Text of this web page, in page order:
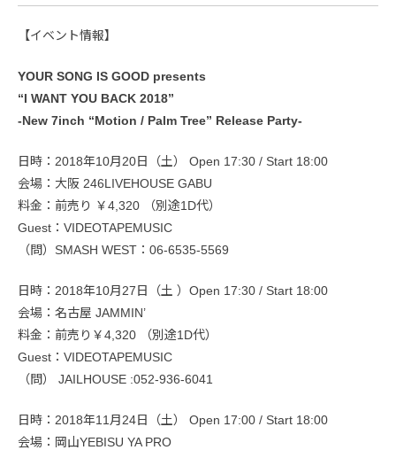
【イベント情報】
YOUR SONG IS GOOD presents
“I WANT YOU BACK 2018”
-New 7inch “Motion / Palm Tree” Release Party-
日時：2018年10月20日（土） Open 17:30 / Start 18:00
会場：大阪 246LIVEHOUSE GABU
料金：前売り ￥4,320 （別途1D代）
Guest：VIDEOTAPEMUSIC
（問）SMASH WEST：06-6535-5569
日時：2018年10月27日（土 ）Open 17:30 / Start 18:00
会場：名古屋 JAMMIN’
料金：前売り￥4,320 （別途1D代）
Guest：VIDEOTAPEMUSIC
（問） JAILHOUSE :052-936-6041
日時：2018年11月24日（土） Open 17:00 / Start 18:00
会場：岡山YEBISU YA PRO